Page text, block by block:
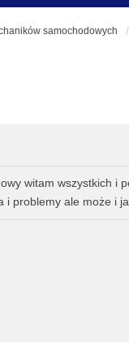
samochodowych
witam wszystkich i
i problemy ale może i